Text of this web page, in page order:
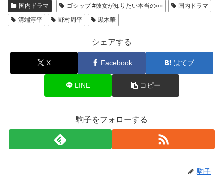
国内ドラマ ゴシップ #彼女が知りたい本当の○○
国内ドラマ
溝端淳平
野村周平 黒木華
シェアする
X Facebook はてブ
LINE コピー
駒子をフォローする
駒子